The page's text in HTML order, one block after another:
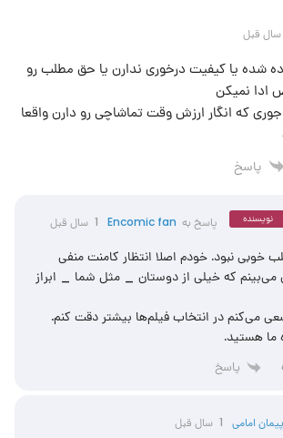
شده یا کیفیت درخوری ندارن یا حق مطلب رو
ادا نمیکن
که انگار ارزش وقت تماشاچی رو دارن واقعا
پاسخ
نویسنده پاسخ به Encomic fan 1 سال قبل
خوبی نبود. خودم اصلا انتظار کامنت منفی
می‌بینم که خیلی از دوستان _ مثل شما _ ابراز
می‌کنم در انتخاب فیلم‌ها بیشتر دقت کنم.
ما هستید.
پاسخ
پیمان امامی 1 سال قبل